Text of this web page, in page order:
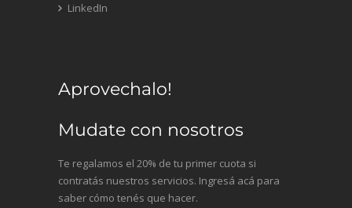
LinkedIn
Aprovechalo!
Mudate con nosotros
Te regalamos el 20% de tu primer cuota si
contratás nuestros servicios. Ingresá acá para
saber cómo tenés que hacer.